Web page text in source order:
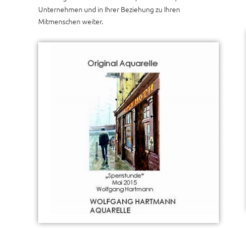
Unternehmen und in Ihrer Beziehung zu Ihren
Mitmenschen weiter.